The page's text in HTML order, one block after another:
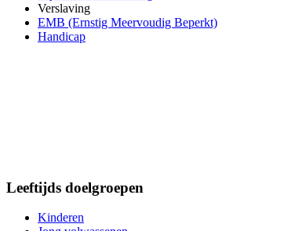
Verslaving
EMB (Ernstig Meervoudig Beperkt)
Handicap
Leeftijds doelgroepen
Kinderen